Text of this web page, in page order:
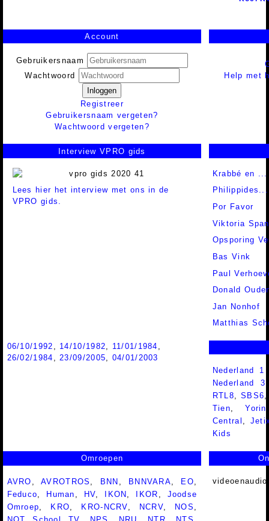
Account
Gebruikersnaam
Wachtwoord
Inloggen
Registreer
Gebruikersnaam vergeten?
Wachtwoord vergeten?
Help met
Interview VPRO gids
Lees hier het interview met ons in de
VPRO gids.
Krabbé en ...
Por Favor
Viktoria
Opsporing
Bas Vink
Paul
Donald
Jan Nonhof
Matthias
06/10/1992 14/10/1982 11/01/1984
26/02/1984
23/09/2005
04/01/2003
Nederland
Nederland
RTL8 ,SBS6
Tien ,Yorin
Central
Kids
Omroepen
AVRO ,AVROTROS BNN BNNVARA EO
Feduco
Human HV IKON IKOR
Joodse
Omroep
KRO KRO-NCRV NCRV NOS